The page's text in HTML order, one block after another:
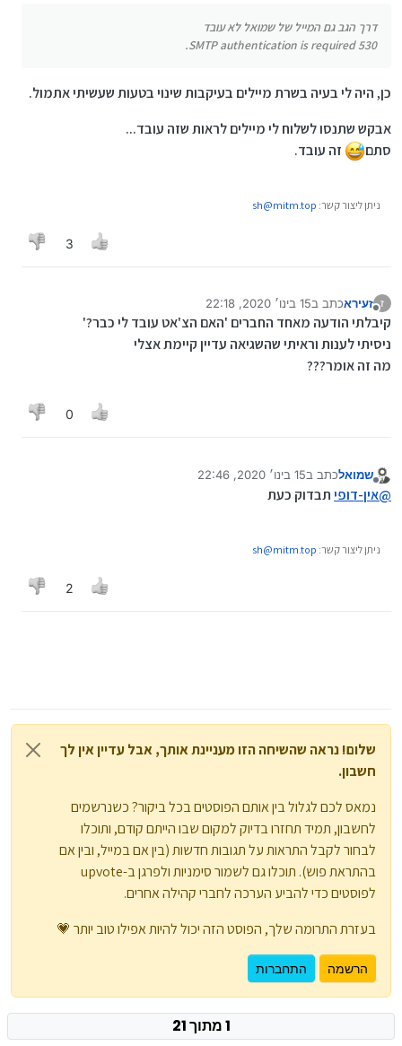
דרך הגב גם המייל של שמואל לא עובד
530 SMTP authentication is required.
כן, היה לי בעיה בשרת מיילים בעיקבות שינוי בטעות שעשיתי אתמול.
אבקש שתנסו לשלוח לי מיילים לראות שזה עובד...
סתם
זה עובד.
ניתן ליצור קשר: sh@mitm.top
3
ז
מנותק
זעיראכתב ב15 בינו׳ 2020, 22:18
נערך לאחרונה על ידי
קיבלתי הודעה מאחד החברים 'האם הצ'אט עובד לי כבר?'
ניסיתי לענות וראיתי שהשגיאה עדיין קיימת אצלי
מה זה אומר???
0
מנותק
שמואלכתב ב15 בינו׳ 2020, 22:46
נערך לאחרונה על ידי
@אין-דופיתבדוק כעת
ניתן ליצור קשר: sh@mitm.top
2
שלום! נראה שהשיחה הזו מעניינת אותך, אבל עדיין אין לך
חשבון.
נמאס לכם לגלול בין אותם הפוסטים בכל ביקור? כשנרשמים
לחשבון, תמיד תחזרו בדיוק למקום שבו הייתם קודם, ותוכלו
לבחור לקבל התראות על תגובות חדשות (בין אם במייל, ובין אם
בהתראת פוש). תוכלו גם לשמור סימניות ולפרגן ב-upvote
לפוסטים כדי להביע הערכה לחברי קהילה אחרים.
בעזרת התרומה שלך, הפוסט הזה יכול להיות אפילו טוב יותר 💗
הרשמה התחברות
1 מתוך 21